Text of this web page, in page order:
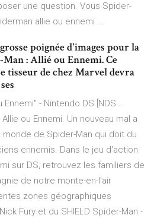
une question. Vous Spider-
allie ou ennemi ...
poignée d'images pour la
: Allié ou Ennemi. Ce
tisseur de chez Marvel devra
Ennemi" - Nintendo DS [NDS ...
ou Ennemi. Un nouveau mal a
de Spider-Man qui doit du
ennemis. Dans le jeu d'action
sur DS, retrouvez les familiers de
de notre monte-en-l'air
zones géographiques
Fury et du SHIELD Spider-Man -